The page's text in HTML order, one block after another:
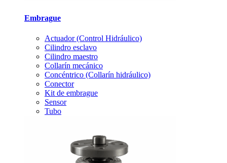
Embrague
Actuador (Control Hidráulico)
Cilindro esclavo
Cilindro maestro
Collarín mecánico
Concéntrico (Collarín hidráulico)
Conector
Kit de embrague
Sensor
Tubo